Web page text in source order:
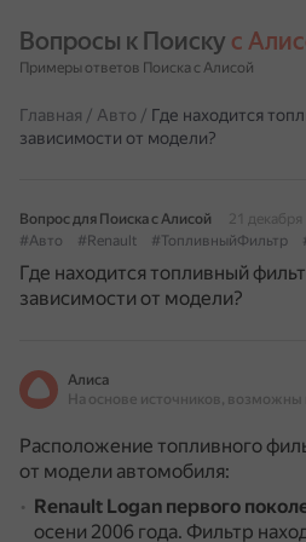
Вопросы к Поиску с
Примеры ответов Поиска с Алисой
Главная / Авто / Где находится
зависимости от модели?
Вопрос для Поиска с Алисой
21 декабря
#Авто
#Renault #ТопливныйФильтр
Где находится топливный
зависимости от модели?
Алиса
Расположение топливного
от модели автомобиля:
Renault Logan первого
осени 2006 года. Фильтр